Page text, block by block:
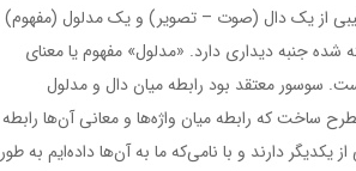
از یک دال (صوت – تصویر) و یک مدلول (مفهوم)
جنبه دیداری دارد. «مدلول» مفهوم یا معنای
سوسور معتقد بود رابطه میان دال و مدلول
ساخت که رابطه میان واژه‌ها و معانی آن‌ها رابطه
دارند و با نامی‌که ما به آن‌ها داده‌ایم به طور